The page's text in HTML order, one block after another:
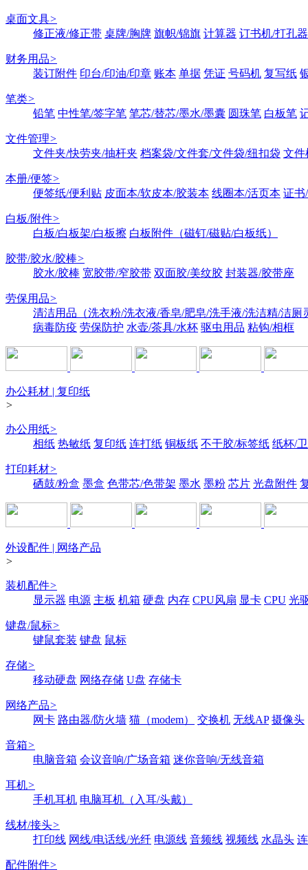
桌面文具>
修正液/修正带 桌牌/胸牌 旗帜/锦旗 计算器 订书机/打孔器
财务用品>
装订附件 印台/印油/印章 账本 单据 凭证 号码机 复写纸
笔类>
铅笔 中性笔/签字笔 笔芯/替芯/墨水/墨囊 圆珠笔 白板笔
文件管理>
文件夹/快劳夹/抽杆夹 档案袋/文件套/文件袋/纽扣袋 文件
本册/便签>
便签纸/便利贴 皮面本/软皮本/胶装本 线圈本/活页本 证书
白板/附件>
白板/白板架/白板擦 白板附件（磁钉/磁贴/白板纸）
胶带/胶水/胶棒>
胶水/胶棒 宽胶带/窄胶带 双面胶/美纹胶 封装器/胶带座
劳保用品>
清洁用品（洗衣粉/洗衣液/香皂/肥皂/洗手液/洗洁精/洁厕
病毒防疫 劳保防护 水壶/茶具/水杯 驱虫用品 粘钩/相框
办公耗材 | 复印纸
>
办公用纸>
相纸 热敏纸 复印纸 连打纸 铜板纸 不干胶/标签纸 纸杯/
打印耗材>
硒鼓/粉盒 墨盒 色带芯/色带架 墨水 墨粉 芯片 光盘附件
外设配件 | 网络产品
>
装机配件>
显示器 电源 主板 机箱 硬盘 内存 CPU风扇 显卡 CPU 光
键盘/鼠标>
键鼠套装 键盘 鼠标
存储>
移动硬盘 网络存储 U盘 存储卡
网络产品>
网卡 路由器/防火墙 猫（modem） 交换机 无线AP 摄像头
音箱>
电脑音箱 会议音响/广场音箱 迷你音响/无线音箱
耳机>
手机耳机 电脑耳机（入耳/头戴）
线材/接头>
打印线 网线/电话线/光纤 电源线 音频线 视频线 水晶头
配件附件>